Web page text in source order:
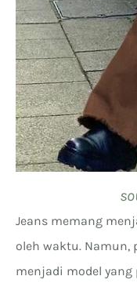
Jeans memang
oleh waktu. Namun,
menjadi model